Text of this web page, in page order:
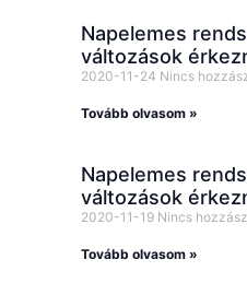
Napelemes
változások
2020-11-24 Nincs
Tovább olvasom »
Napelemes
változások
2020-11-19 Nincs
Tovább olvasom »